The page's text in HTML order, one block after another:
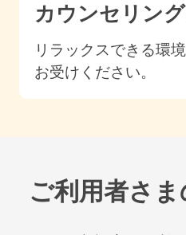
カウンセリン
リラックスできる環
お受けください。
ご利用者さ